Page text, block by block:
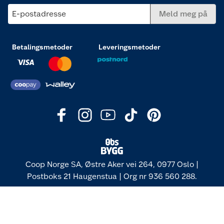
E-postadresse Meld meg på
Betalingsmetoder Leveringsmetoder
Coop Norge SA, Østre Aker vei 264, 0977 Oslo |
Postboks 21 Haugenstua | Org nr 936 560 288.